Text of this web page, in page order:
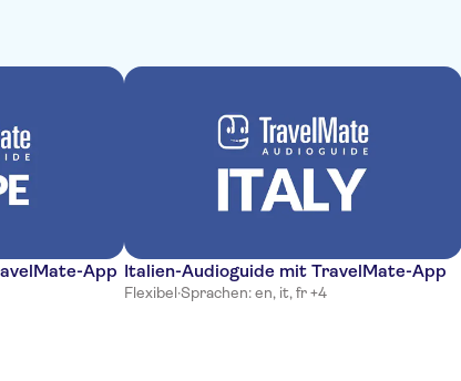
App Italien-Audioguide mit TravelMate-App
Flexibel·Sprachen: en, it, fr +4